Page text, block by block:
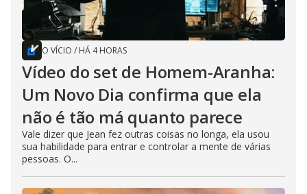
O VÍCIO / HÁ 4 HORAS
Vídeo do set de Homem-Aranha:
Um Novo Dia confirma que ela
não é tão má quanto parece
Vale dizer que Jean fez outras coisas no longa, ela usou
sua habilidade para entrar e controlar a mente de várias
pessoas. O...